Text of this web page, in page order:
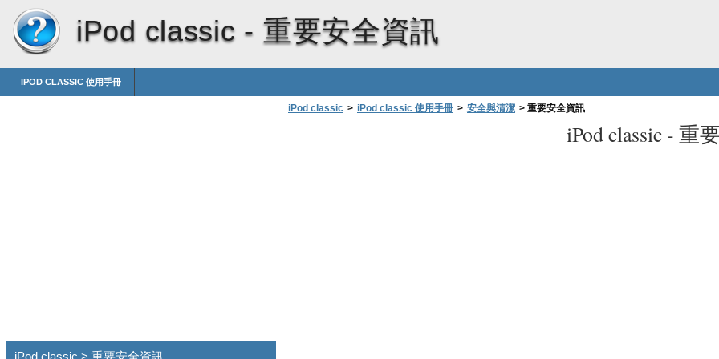
iPod classic - 重要安全資訊
IPOD CLASSIC 使用手冊
iPod classic > iPod classic 使用手冊 > 安全與清潔 > 重要安全資訊
iPod classic - 重
iPod classic > 重要安全資訊